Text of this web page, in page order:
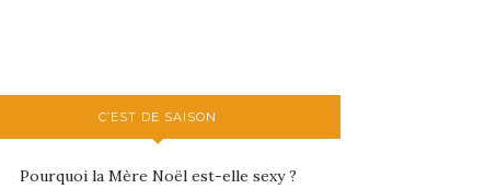
C’EST DE SAISON
Pourquoi la Mère Noël est-elle sexy ?